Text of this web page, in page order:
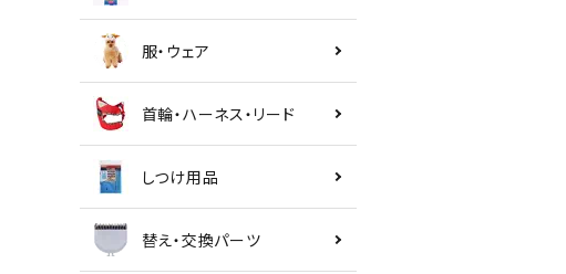
服・ウェア
首輪・ハーネス・リード
しつけ用品
替え・交換パーツ